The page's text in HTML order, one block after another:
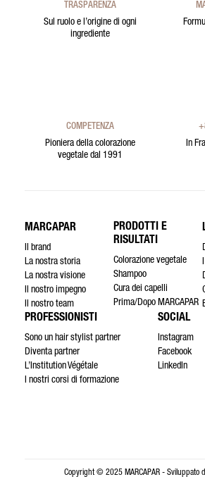
TRASPARENZA
Sul ruolo e l’origine di ogni
ingrediente
COMPETENZA
Pioniera della colorazione
vegetale dal 1991
In
MARCAPAR
Il brand
La nostra storia
La nostra visione
Il nostro impegno
Il nostro team
PRODOTTI E
RISULTATI
Colorazione vegetale
Shampoo
Cura dei capelli
Prima/Dopo MARCAPAR
PROFESSIONISTI
Sono un hair stylist partner
Diventa partner
L’Institution Végétale
I nostri corsi di formazione
SOCIAL
Instagram
Facebook
LinkedIn
Copyright © 2025 MARCAPAR - Sviluppato